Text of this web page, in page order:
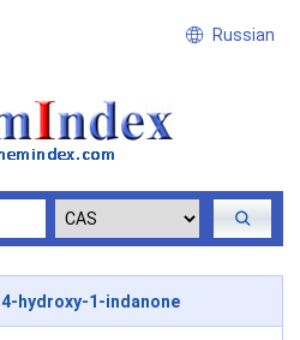
Russian
hydroxy-1-indanone